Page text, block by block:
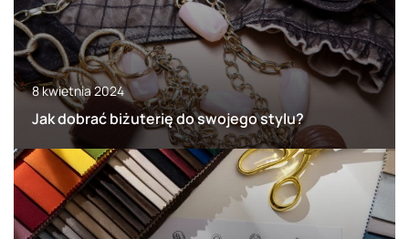
8 kwietnia 2024
Jak dobrać biżuterię do swojego stylu?